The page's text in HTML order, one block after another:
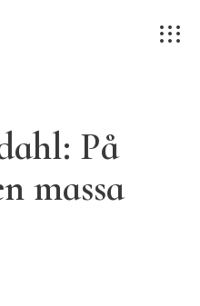
På
massa